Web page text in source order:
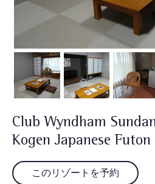
Club Wyndham
Kogen Japanese Futon
このリゾートを予約